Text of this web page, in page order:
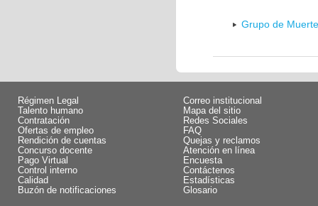
Grupo de
Régimen Legal
Talento humano
Contratación
Ofertas de empleo
Rendición de cuentas
Concurso docente
Pago Virtual
Control interno
Calidad
Buzón de notificaciones
Correo institucional
Mapa del sitio
Redes Sociales
FAQ
Quejas y reclamos
Atención en línea
Encuesta
Contáctenos
Estadísticas
Glosario